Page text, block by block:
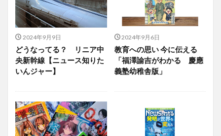
2024年9月9日
どうなってる？ リニア中
央新幹線【ニュース知りた
いんジャー】
2024年9月6日
教育への思い 今に伝える
「福澤諭吉がわかる 慶應
義塾幼稚舎版」